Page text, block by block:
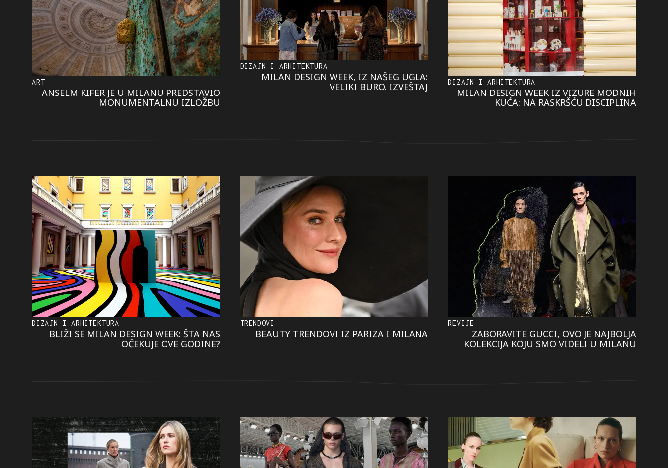
ART
ANSELM KIFER JE U MILANU PREDSTAVIO
MONUMENTALNU IZLOŽBU
DIZAJN I ARHITEKTURA
MILAN DESIGN WEEK, IZ NAŠEG UGLA:
VELIKI BURO. IZVEŠTAJ
DIZAJN I ARHITEKTURA
MILAN DESIGN WEEK IZ VIZURE MODNIH
KUĆA: NA RASKRŠĆU DISCIPLINA
DIZAJN I ARHITEKTURA
BLIŽI SE MILAN DESIGN WEEK: ŠTA NAS
OČEKUJE OVE GODINE?
TRENDOVI
BEAUTY TRENDOVI IZ PARIZA I MILANA
REVIJE
ZABORAVITE GUCCI, OVO JE NAJBOLJA
KOLEKCIJA KOJU SMO VIDELI U MILANU